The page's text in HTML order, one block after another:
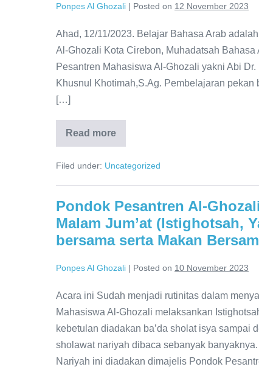
Berdo’a
serta
Bersama).
Ponpes Al Ghozali | Posted on 12 November 2023
Ahad, 12/11/2023. Belajar Bahasa Arab
Al-Ghozali Kota Cirebon, Muhadatsah
Pesantren Mahasiswa Al-Ghozali yakni Abi
Khusnul Khotimah,S.Ag. Pembelajaran
[…]
Read more
Kegiatan
Muhadatsah
Pesantren
Al-
Kota
dilaksanakan
Depan
FITK
–
Syekh
Cirebon.
Filed under: Uncategorized
Pondok Pesantren Al-
Malam Jum’at (Istighotsah,
bersama serta Makan
Ponpes Al Ghozali | Posted on 10 November 2023
Acara ini Sudah menjadi rutinitas dalam
Mahasiswa Al-Ghozali melaksankan
kebetulan diadakan ba’da sholat isya
sholawat nariyah dibaca sebanyak
Nariyah ini diadakan dimajelis Pondok